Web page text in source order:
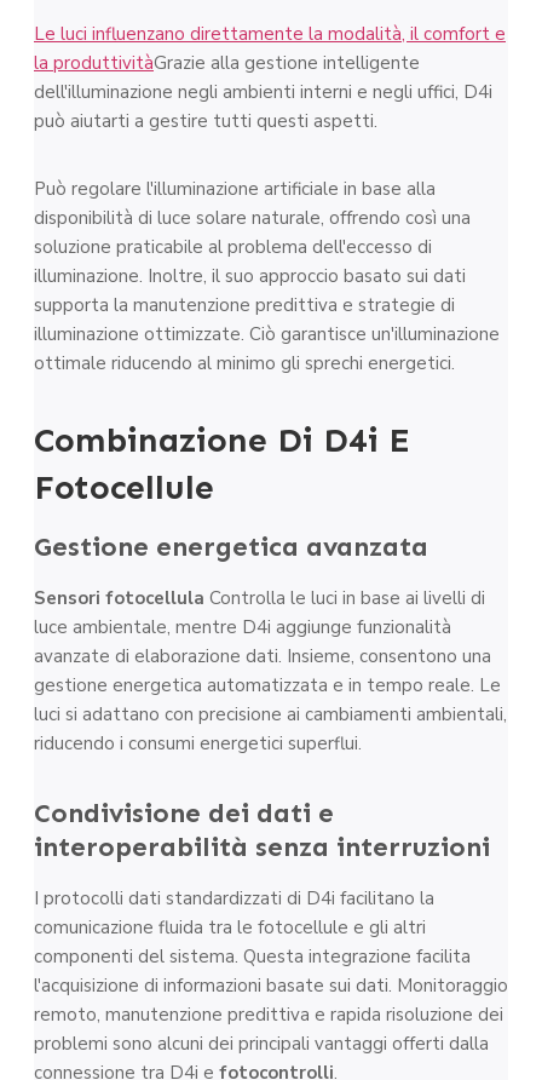
Le luci influenzano direttamente la modalità, il comfort e
la produttivitàGrazie alla gestione intelligente
dell'illuminazione negli ambienti interni e negli uffici, D4i
può aiutarti a gestire tutti questi aspetti.
Può regolare l'illuminazione artificiale in base alla
disponibilità di luce solare naturale, offrendo così una
soluzione praticabile al problema dell'eccesso di
illuminazione. Inoltre, il suo approccio basato sui dati
supporta la manutenzione predittiva e strategie di
illuminazione ottimizzate. Ciò garantisce un'illuminazione
ottimale riducendo al minimo gli sprechi energetici.
Combinazione Di D4i E
Fotocellule
Gestione energetica avanzata
Sensori fotocellula Controlla le luci in base ai livelli di
luce ambientale, mentre D4i aggiunge funzionalità
avanzate di elaborazione dati. Insieme, consentono una
gestione energetica automatizzata e in tempo reale. Le
luci si adattano con precisione ai cambiamenti ambientali,
riducendo i consumi energetici superflui.
Condivisione dei dati e
interoperabilità senza interruzioni
I protocolli dati standardizzati di D4i facilitano la
comunicazione fluida tra le fotocellule e gli altri
componenti del sistema. Questa integrazione facilita
l'acquisizione di informazioni basate sui dati. Monitoraggio
remoto, manutenzione predittiva e rapida risoluzione dei
problemi sono alcuni dei principali vantaggi offerti dalla
connessione tra D4i e fotocontrolli.